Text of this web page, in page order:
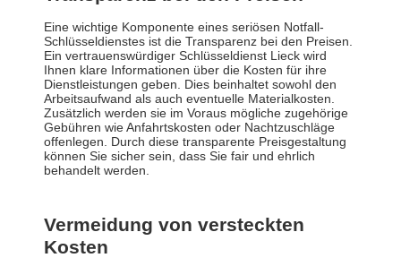
Eine wichtige Komponente eines seriösen Notfall-
Schlüsseldienstes ist die Transparenz bei den Preisen.
Ein vertrauenswürdiger Schlüsseldienst Lieck wird
Ihnen klare Informationen über die Kosten für ihre
Dienstleistungen geben. Dies beinhaltet sowohl den
Arbeitsaufwand als auch eventuelle Materialkosten.
Zusätzlich werden sie im Voraus mögliche zugehörige
Gebühren wie Anfahrtskosten oder Nachtzuschläge
offenlegen. Durch diese transparente Preisgestaltung
können Sie sicher sein, dass Sie fair und ehrlich
behandelt werden.
Vermeidung von versteckten
Kosten